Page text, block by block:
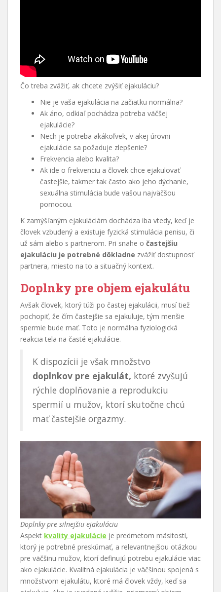
Čo treba zvážiť, ak chcete zvýšiť ejakuláciu?
Nie je vaša ejakulácia na začiatku normálna?
Ak áno, odkiaľ pochádza potreba väčšej
ejakulácie?
Nech je potreba akákoľvek, v akej úrovni
ejakulácie sa požaduje zlepšenie?
Frekvencia alebo kvalita?
Ak ide o frekvenciu a človek chce ejakulovať
častejšie, takmer tak často ako jeho dýchanie,
sexuálna stimulácia bude vašou najväčšou
pomocou.
K zamýšľaným ejakuláciám dochádza iba vtedy, keď je
človek vzbudený a existuje fyzická stimulácia penisu, či
už sám alebo s partnerom. Pri snahe o častejšiu
ejakuláciu je potrebné dôkladne zvážiť dostupnosť
partnera, miesto na to a situačný kontext.
Doplnky pre objem ejakulátu
Avšak človek, ktorý túži po častej ejakulácii, musí tiež
pochopiť, že čím častejšie sa ejakuluje, tým menšie
spermie bude mať. Toto je normálna fyziologická
reakcia tela na časté ejakulácie.
K dispozícii je však množstvo
doplnkov pre ejakulát, ktoré zvyšujú
rýchle doplňovanie a reprodukciu
spermií u mužov, ktorí skutočne chcú
mať častejšie orgazmy.
Doplnky pre silnejšiu ejakuláciu
Aspekt kvality ejakulácie je predmetom mäsitosti,
ktorý je potrebné preskúmať, a relevantnejšou otázkou
pre väčšinu mužov, ktorí definujú potrebu ejakulácie viac
ako ejakulácie. Kvalitná ejakulácia je väčšinou spojená s
množstvom ejakulátu, ktoré má človek vždy, keď sa